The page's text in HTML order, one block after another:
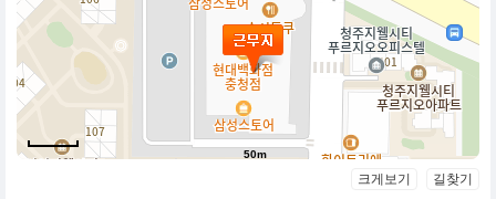
50m
크게보기 길찾기